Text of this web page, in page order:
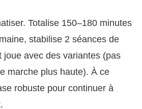
Totalise 150–180 minutes
stabilise 2 séances de
joue avec des variantes (pas
marche plus haute). À ce
robuste pour continuer à